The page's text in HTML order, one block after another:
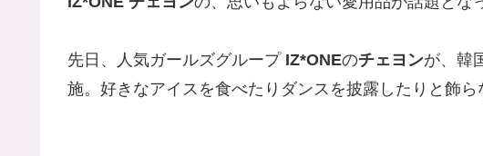
先日、人気ガールズグループIZ*ONEのチェヨンが、韓
施。好きなアイスを食べたりダンスを披露したりと飾ら